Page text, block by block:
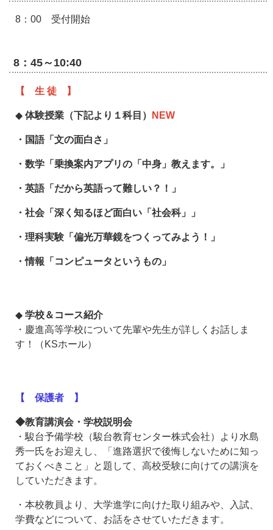
8：00 受付開始
8：45～10:40
【 生 徒 】
◆ 体験授業（下記より１科目） NEW
・国語「文の面白さ」
・数学「乗換案内アプリの「中身」教えます。」
・英語「だから英語って難しい？！」
・社会「深く知るほど面白い「社会科」」
・理科実験「偏光万華鏡をつくってみよう！」
・情報「コンピュータというもの」
◆ 学校＆コース紹介
・慶進高等学校について先輩や先生が詳しくお話しま
す！（KSホール）
【 保護者 】
◆教育講演会・学校説明会
・駿台予備学校（駿台教育センター株式会社）より水島
秀一氏をお迎えし、「進路選択で後悔しないために知っ
ておくべきこと」と題して、高校受験に向けての講演を
していただきます。
・本校教員より、大学進学に向けた取り組みや、入試、
学費などについて、お話をさせていただきます。